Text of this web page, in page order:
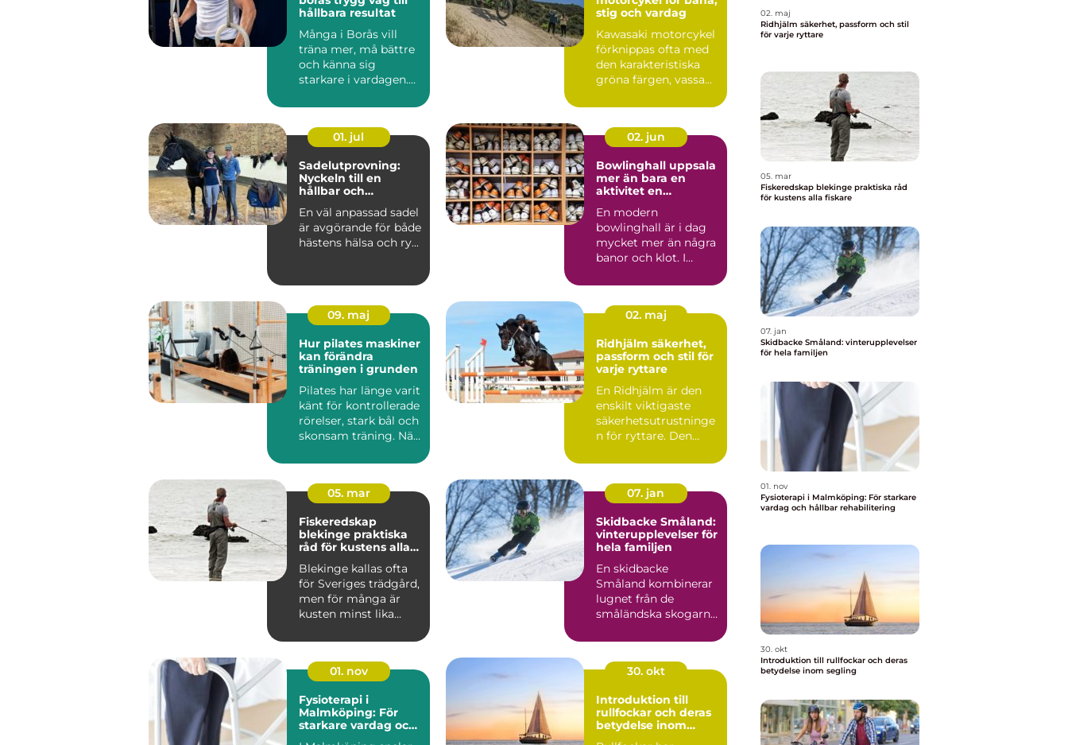
hållbara resultat
Många i Borås vill
träna mer, må bättre
och känna sig
starkare i vardagen.
efter...
stig och vardag
Kawasaki motorcykel
förknippas ofta med
den karakteristiska
gröna färgen, vassa
01. jul
Sadelutprovning:
Nyckeln till en
hållbar och
En väl anpassad sadel
är avgörande för både
hästens hälsa och ry...
02. jun
Bowlinghall uppsala
mer än bara en
aktivitet en
En modern
bowlinghall är i dag
mycket mer än några
banor och klot. I
utvecklats ...
09. maj
Hur pilates maskiner
kan förändra
träningen i grunden
Pilates har länge varit
känt för kontrollerade
rörelser, stark bål och
skonsam träning. När
02. maj
Ridhjälm säkerhet,
passform och stil för
varje ryttare
En Ridhjälm är den
enskilt viktigaste
säkerhetsutrustninge
n för ryttare. Den
fal...
05. mar
Fiskeredskap
blekinge praktiska
råd för kustens alla
Blekinge kallas ofta
för Sveriges trädgård,
men för många är
kusten minst lika
m...
07. jan
Skidbacke Småland:
vinterupplevelser för
hela familjen
En skidbacke
Småland kombinerar
lugnet från de
småländska skogarna
01. nov
Fysioterapi i
Malmköping: För
starkare vardag och
30. okt
Introduktion till
rullfockar och deras
betydelse inom
02. maj
Ridhjälm säkerhet, passform och stil
för varje ryttare
05. mar
Fiskeredskap blekinge praktiska råd
för kustens alla fiskare
07. jan
Skidbacke Småland: vinterupplevelser
för hela familjen
01. nov
Fysioterapi i Malmköping: För starkare
vardag och hållbar rehabilitering
30. okt
Introduktion till rullfockar och deras
betydelse inom segling